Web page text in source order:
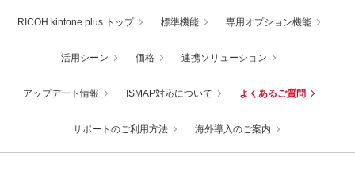
RICOH kintone plus トップ 標準機能 専用オプション機能
活用シーン 価格 連携ソリューション
アップデート情報 ISMAP対応について よくあるご質問
サポートのご利⽤⽅法 海外導入のご案内